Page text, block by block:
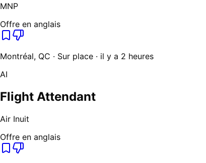
MNP
Offre en anglais
Montréal, QC · Sur place · il y a 2 heures
AI
Flight Attendant
Air Inuit
Offre en anglais